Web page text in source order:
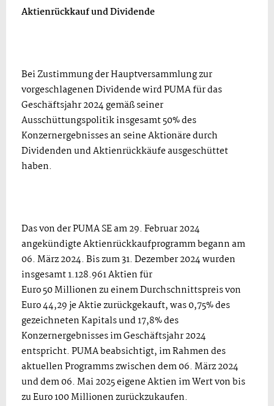
Aktienrückkauf und Dividende
Bei Zustimmung der Hauptversammlung zur
vorgeschlagenen Dividende wird PUMA für das
Geschäftsjahr 2024 gemäß seiner
Ausschüttungspolitik insgesamt 50% des
Konzernergebnisses an seine Aktionäre durch
Dividenden und Aktienrückkäufe ausgeschüttet
haben.
Das von der PUMA SE am 29. Februar 2024
angekündigte Aktienrückkaufprogramm begann am
06. März 2024. Bis zum 31. Dezember 2024 wurden
insgesamt 1.128.961 Aktien für
Euro 50 Millionen zu einem Durchschnittspreis von
Euro 44,29 je Aktie zurückgekauft, was 0,75% des
gezeichneten Kapitals und 17,8% des
Konzernergebnisses im Geschäftsjahr 2024
entspricht. PUMA beabsichtigt, im Rahmen des
aktuellen Programms zwischen dem 06. März 2024
und dem 06. Mai 2025 eigene Aktien im Wert von bis
zu Euro 100 Millionen zurückzukaufen.